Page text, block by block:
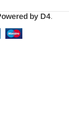
by D4.